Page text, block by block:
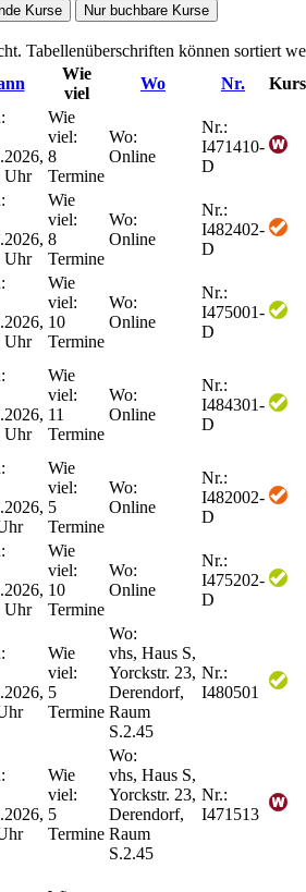
Kurse Nur buchbare Kurse
Tabellenüberschriften können sortiert
Wie
viel
Wo Nr.
Uhr
Wie
viel:
8
Termine
Wo:
Online
Nr.:
I471410-
D
Uhr
Wie
viel:
8
Termine
Wo:
Online
Nr.:
I482402-
D
Uhr
Wie
viel:
10
Termine
Wo:
Online
Nr.:
I475001-
D
Uhr
Wie
viel:
11
Termine
Wo:
Online
Nr.:
I484301-
D
Wie
viel:
5
Termine
Wo:
Online
Nr.:
I482002-
D
Uhr
Wie
viel:
10
Termine
Wo:
Online
Nr.:
I475202-
D
Wie
viel:
5
Termine
Wo:
vhs, Haus S,
Yorckstr. 23,
Derendorf,
Raum
S.2.45
Nr.:
I480501
Wie
viel:
5
Termine
Wo:
vhs, Haus S,
Yorckstr. 23,
Derendorf,
Raum
S.2.45
Nr.:
I471513